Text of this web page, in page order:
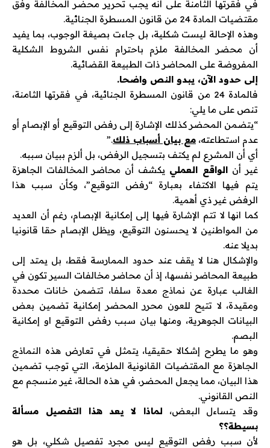
في فقرتها الثامنة على أنه يجب تحرير محضر المخالفة وفق
مقتضيات المادة 24 من قانون المسطرة الجنائية.
وهذه الإحالة ليست شكلية، بل جاءت بصيغة الوجوب، بما يفيد
أن محضر المخالفة ملزم باحترام نفس الشروط الشكلية
المفروضة على المحاضر ذات الطبيعة القضائية.
إلى حدود الآن، يبدو النص واضحا.
فالمادة 24 من قانون المسطرة الجنائية، في فقرتها الثامنة،
تنص على ما يلي:
“يتضمن المحضر كذلك الإشارة إلى رفض التوقيع أو الإبصام أو
عدم استطاعته، مع بيان أسباب ذلك.”
أي أن المشرع لم يكتف بتسجيل الرفض، بل ألزم ببيان سببه.
غير أن الواقع العملي يكشف أن محاضر المخالفات الجاهزة
يتم فيها الاكتفاء بعبارة “رفض التوقيع”، وكأن سبب هذا
الرفض غير ذي أهمية.
كما انها لا تتم الإشارة فيها إلى إمكانية الإبصام، رغم أن العديد
من المواطنين لا يحسنون التوقيع، ويظل الإبصام حقا قانونيا
بديلا عنه.
والإشكال هنا لا يقف عند حدود الممارسة فقط، بل يمتد إلى
طبيعة المحاضر نفسها، إذ أن محاضر مخالفات السير تكون في
الغالب عبارة عن نماذج معدة سلفا، تتضمن خانات محددة
ومقيدة، لا تتيح للعون محرر المحضر إمكانية تضمين بعض
البيانات الجوهرية، ومنها بيان سبب رفض التوقيع او إمكانية
البصم.
وهو ما يطرح إشكالا حقيقيا، يتمثل في تعارض هذه النماذج
الجاهزة مع المقتضيات القانونية الملزمة، التي توجب تضمين
هذا البيان، مما يجعل المحضر، في هذه الحالة، غير منسجم مع
النص القانوني.
وقد يتساءل البعض، لماذا لا يعد هذا التفصيل مسألة
بسيطة؟؟
لأن سبب رفض التوقيع ليس مجرد تفصيل شكلي، بل هو